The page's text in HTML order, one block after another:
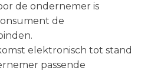
de ondernemer is
de
elektronisch tot stand
passende